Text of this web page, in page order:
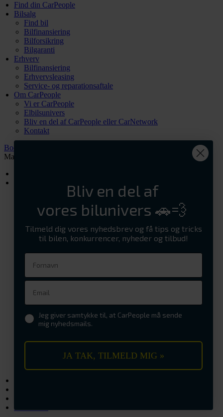
Find din CarPeople
Bilsalg
Find bil
Bilfinansiering
Bilforsikring
Bilgaranti
Erhverv
Bilfinansiering
Erhvervsleasing
Service- og reparationsaftale
Om CarPeople
Vi er CarPeople
Elbilsunivers
Bliv en del af CarPeople eller CarNetwork
Kontakt
Book tid
Main Menu
Værd at vide om elbiler og service
Aircondition service
Bremseeftersyn
Olie og oliefilterskift
Reparation af stenslag
Tandrem skift
Udskiftning af batteri
Udskiftning af forrude
Udskiftning eller reparation af udstødning
Sommerdæk
Vinterdæk
Serviceaftale
Service- og reparationaftale
CarPeople Værkstedskort
Undervognsbehandling
Kontakt os
Bliv en del af
vores bilunivers 🚗💨
Tilmeld dig vores nyhedsbrev og få tips og tricks
til bilen, konkurrencer, nyheder og tilbud!
Jeg giver samtykke til, at CarPeople må sende
mig nyhedsmails.
JA TAK, TILMELD MIG »